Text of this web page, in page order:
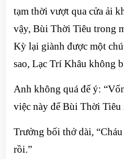
tạm thời vượt qua cửa ải
vậy, Bùi Thời Tiêu trong
Kỳ lại giành được một
sao, Lạc Trí Khâu không
Anh không quá để ý:
việc này để Bùi Thời Tiêu
Trưởng bối thở dài,
rồi.”